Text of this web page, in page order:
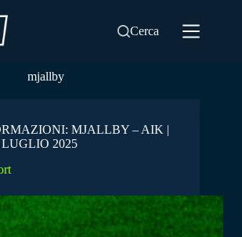
Cerca
mjallby
MJALLBY – AIK |
2025